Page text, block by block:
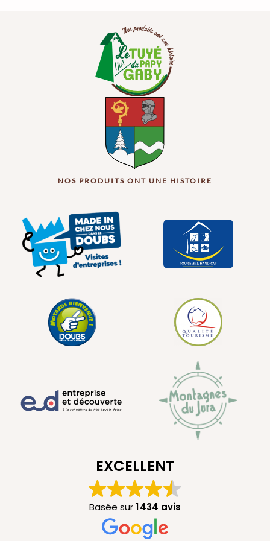
NOS PRODUITS ONT UNE HISTOIRE
EXCELLENT
Basée sur1 434 avis